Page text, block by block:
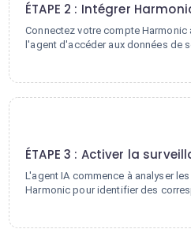
ÉTAPE 2 : Intégrer
Connectez votre compte
l'agent d'accéder aux données de
ÉTAPE 3 : Activer la
L'agent IA commence à analyser
Harmonic pour identifier des